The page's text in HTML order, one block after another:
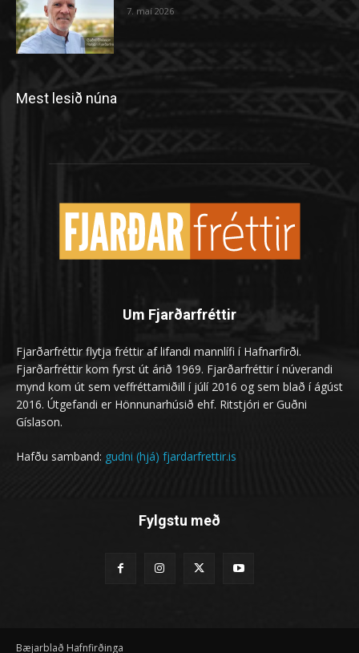
7. maí 2026
Mest lesið núna
Um Fjarðarfréttir
Fjarðarfréttir flytja fréttir af lifandi mannlífi í Hafnarfirði.
Fjarðarfréttir kom fyrst út árið 1969. Fjarðarfréttir í núverandi
mynd kom út sem veffréttamiðill í júlí 2016 og sem blað í ágúst
2016. Útgefandi er Hönnunarhúsið ehf. Ritstjóri er Guðni
Gíslason.
Hafðu samband: gudni (hjá) fjardarfrettir.is
Fylgstu með
Bæjarblað Hafnfirðinga